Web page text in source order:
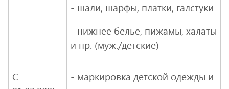
- шали, шарфы, платки, галстуки
- нижнее белье, пижамы, халаты
и пр. (муж./детские)
С
- маркировка детской одежды и